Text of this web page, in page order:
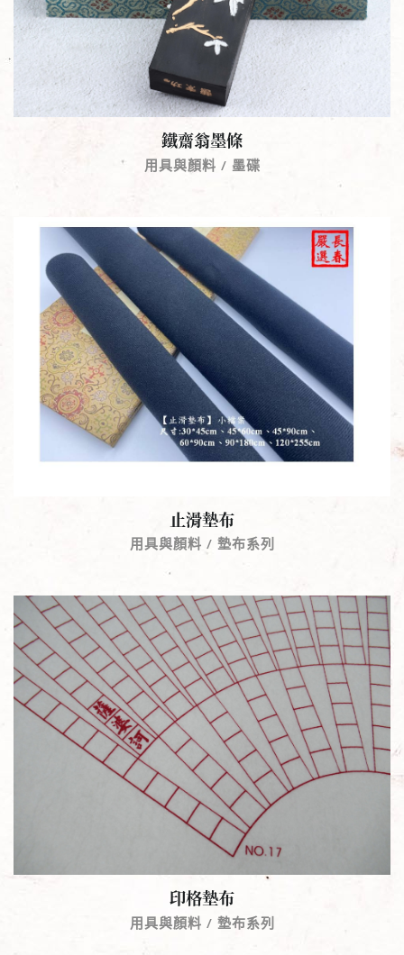
鐵齋翁墨條
用具與顏料 / 墨碟
止滑墊布
用具與顏料 / 墊布系列
印格墊布
用具與顏料 / 墊布系列